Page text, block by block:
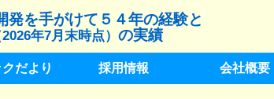
発を手がけて５４年の経験と
年7月末時点） の実績
だより 採用情報 会社概要